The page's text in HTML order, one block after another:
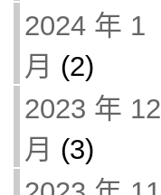
2024 年 1
月 (2)
2023 年 12
月 (3)